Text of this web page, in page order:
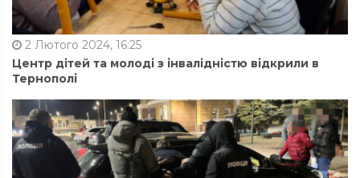
2 Лютого 2024, 16:25
Центр дітей та молоді з інвалідністю відкрили в
Тернополі